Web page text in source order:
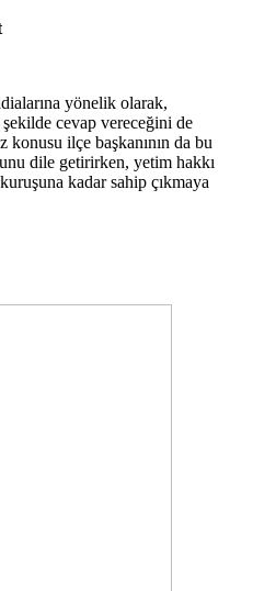
yönelik olarak,
cevap vereceğini de
ilçe başkanının da bu
dile getirirken, yetim hakkı
kadar sahip çıkmaya